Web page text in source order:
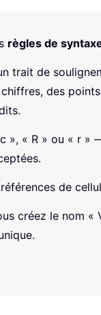
règles de
trait de
des
», « R » ou « r
de
créez le nom «